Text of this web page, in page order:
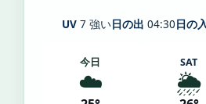
UV 7 強い日の出 04:30日の
今日
☁️
SAT
🌦️